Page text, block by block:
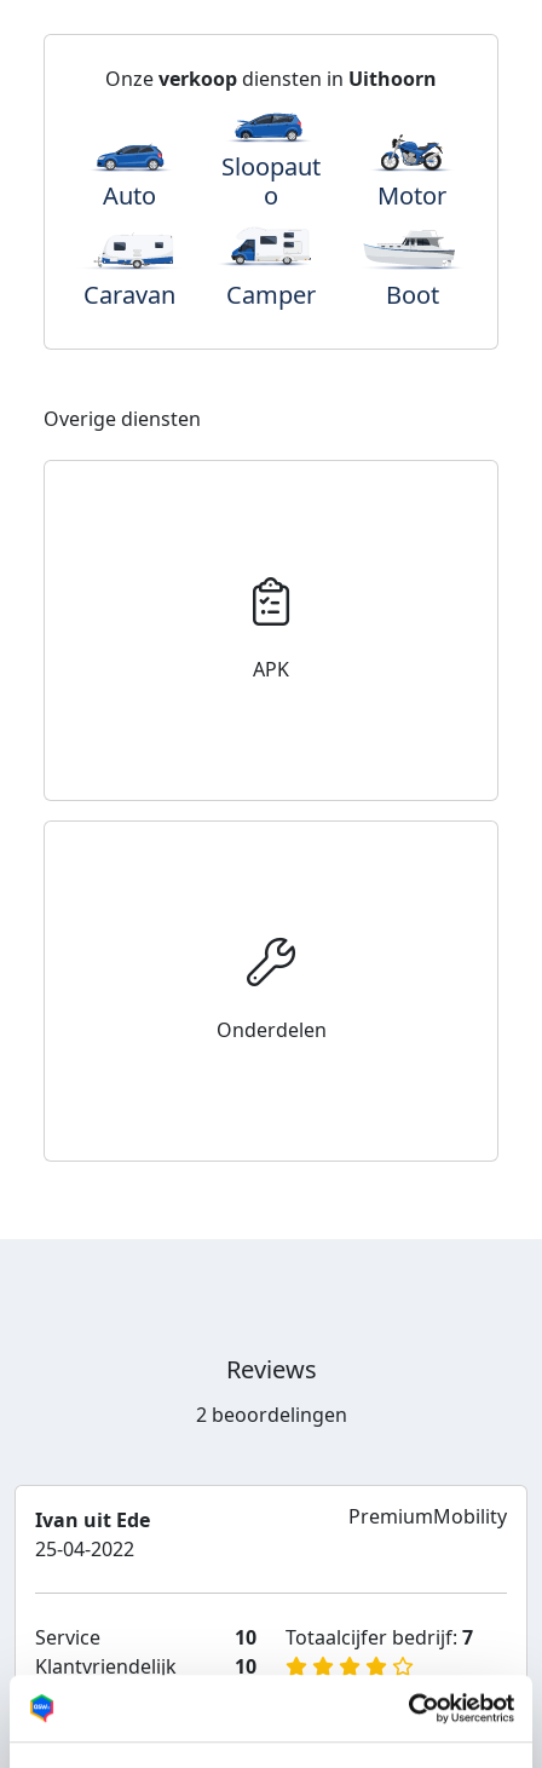
Onzeverkoopdiensten in Uithoorn
Auto
Sloopaut
o
Motor
Caravan Camper Boot
Overige diensten
APK
Onderdelen
Reviews
2 beoordelingen
Ivan uit Ede
25-04-2022
PremiumMobility
Service
10
Klantvriendelijk
10
Bereikbaarheid
Totaalcijfer bedrijf: 7
Aanbevolen door